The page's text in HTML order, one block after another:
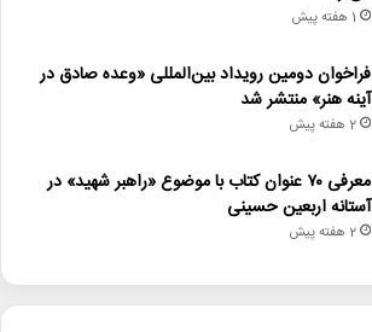
1 هفته پیش
فراخوان دومین رویداد بین‌المللی «وعده صادق در
آینه هنر» منتشر شد
2 هفته پیش
معرفی ۷۰ عنوان کتاب با موضوع «راهبر شهید» در
آستانه اربعین حسینی
2 هفته پیش